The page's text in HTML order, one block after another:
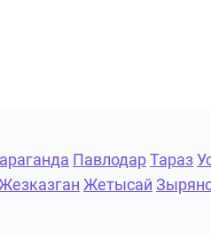
ПавлодарТараз
Жетысай